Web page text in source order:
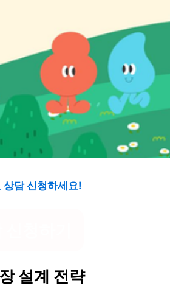
상담 신청하세요!
설계 전략